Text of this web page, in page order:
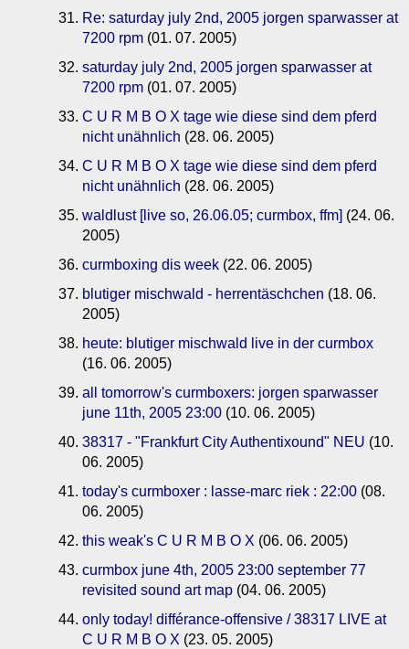
Re: saturday july 2nd, 2005 jorgen sparwasser at
7200 rpm (01. 07. 2005)
saturday july 2nd, 2005 jorgen sparwasser at
7200 rpm (01. 07. 2005)
C U R M B O X tage wie diese sind dem pferd
nicht unähnlich (28. 06. 2005)
C U R M B O X tage wie diese sind dem pferd
nicht unähnlich (28. 06. 2005)
waldlust [live so, 26.06.05; curmbox, ffm] (24. 06.
2005)
curmboxing dis week (22. 06. 2005)
blutiger mischwald - herrentäschchen (18. 06.
2005)
heute: blutiger mischwald live in der curmbox
(16. 06. 2005)
all tomorrow's curmboxers: jorgen sparwasser
june 11th, 2005 23:00 (10. 06. 2005)
38317 - "Frankfurt City Authentixound" NEU (10.
06. 2005)
today's curmboxer : lasse-marc riek : 22:00 (08.
06. 2005)
this weak's C U R M B O X (06. 06. 2005)
curmbox june 4th, 2005 23:00 september 77
revisited sound art map (04. 06. 2005)
only today! différance-offensive / 38317 LIVE at
C U R M B O X (23. 05. 2005)